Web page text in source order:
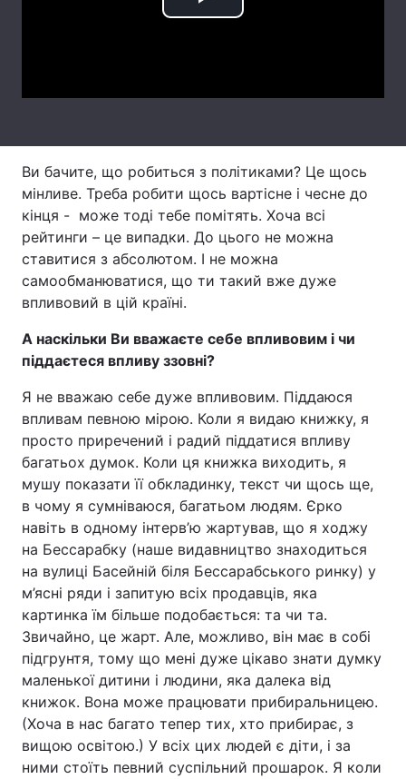
Play
Ви бачите, що робиться з політиками? Це щось
мінливе. Треба робити щось вартісне і чесне до
кінця - може тоді тебе помітять. Хоча всі
рейтинги – це випадки. До цього не можна
ставитися з абсолютом. І не можна
самообманюватися, що ти такий вже дуже
впливовий в цій країні.
А наскільки Ви вважаєте себе впливовим і чи
піддаєтеся впливу ззовні?
Я не вважаю себе дуже впливовим. Піддаюся
впливам певною мірою. Коли я видаю книжку, я
просто приречений і радий піддатися впливу
багатьох думок. Коли ця книжка виходить, я
мушу показати її обкладинку, текст чи щось ще,
в чому я сумніваюся, багатьом людям. Єрко
навіть в одному інтерв’ю жартував, що я ходжу
на Бессарабку (наше видавництво знаходиться
на вулиці Басейній біля Бессарабського ринку) у
м’ясні ряди і запитую всіх продавців, яка
картинка їм більше подобається: та чи та.
Звичайно, це жарт. Але, можливо, він має в собі
підгрунтя, тому що мені дуже цікаво знати думку
маленької дитини і людини, яка далека від
книжок. Вона може працювати прибиральницею.
(Хоча в нас багато тепер тих, хто прибирає, з
вищою освітою.) У всіх цих людей є діти, і за
ними стоїть певний суспільний прошарок. Я коли